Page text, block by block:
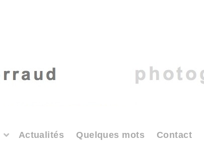
Actualités Quelques mots Contact